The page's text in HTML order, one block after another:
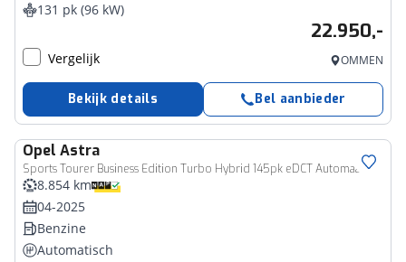
131 pk (96 kW)
22.950,-
Vergelijk OMMEN
Bekijk details Bel aanbieder
Opel Astra
Sports Tourer Business Edition Turbo Hybrid 145pk eDCT Automaat, Rijklaarprijs,Trekhaak Adaptieve cruise control AGR stoel Stoel- en stuurverwarming
8.854 km
04-2025
Benzine
Automatisch